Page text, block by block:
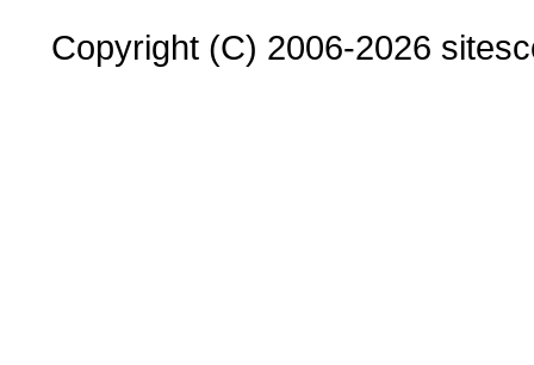
Copyright (C) 2006-2026